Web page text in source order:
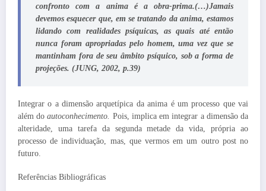
confronto com a anima é a obra-prima.(…)Jamais
devemos esquecer que, em se tratando da anima, estamos
lidando com realidades psíquicas, as quais até então
nunca foram apropriadas pelo homem, uma vez que se
mantinham fora de seu âmbito psíquico, sob a forma de
projeções. (JUNG, 2002, p.39)
Integrar o a dimensão arquetípica da anima é um processo que vai
além doautoconhecimento. Pois, implica em integrar a dimensão da
alteridade, uma tarefa da segunda metade da vida, própria ao
processo de individuação, mas, que vermos em um outro post no
futuro.
Referências Bibliográficas